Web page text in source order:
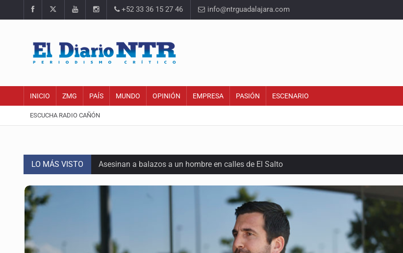
+52 33 36 15 27 46 info@ntrguadalajara.com
INICIO ZMG PAÍS MUNDO OPINIÓN EMPRESA PASIÓN ESCENARIO
ESCUCHA RADIO CAÑÓN
LO MÁS VISTO Asesinan a balazos a un hombre en calles de El Salto
Jalisco mantiene la búsqueda de 21 adolescentes desaparecidos durante julio
Asesinan a balazos a un hombre en Tlajomulco
Desarticulan en Cataluña célula del CJNG y decomisan 2.5 toneladas de metanfetamina
Fallece monseñor Carlos Garfias Merlos, arzobispo emérito de Morelia